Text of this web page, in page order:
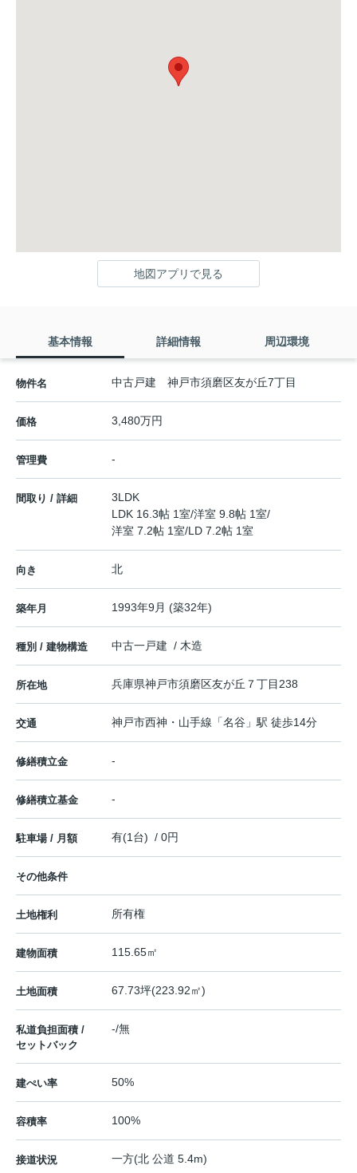
地図アプリで見る
基本情報 詳細情報 周辺環境
物件名 中古戸建 神戸市須磨区友が丘7丁目
価格 3,480万円
管理費 -
間取り / 詳細
3LDK
LDK 16.3帖 1室/洋室 9.8帖 1室/
洋室 7.2帖 1室/LD 7.2帖 1室
向き 北
築年月 1993年9月 (築32年)
種別 / 建物構造 中古一戸建 / 木造
所在地 兵庫県神戸市須磨区友が丘 ７丁目238
交通 神戸市西神・山手線 「名谷 」駅 徒歩14分
修繕積立金 -
修繕積立基金 -
駐車場 / 月額 有(1台) / 0円
その他条件
土地権利 所有権
建物面積 115.65㎡
土地面積 67.73坪(223.92㎡)
私道負担面積 /
セットバック
-/無
建ぺい率 50%
容積率 100%
接道状況 一方(北 公道 5.4m)